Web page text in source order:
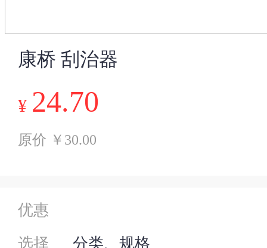
康桥 刮治器
¥ 24.70
原价 ￥30.00
优惠
选择
分类、规格